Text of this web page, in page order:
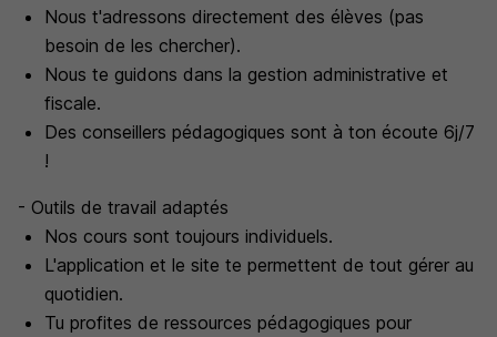
Nous t'adressons directement des élèves (pas
besoin de les chercher).
Nous te guidons dans la gestion administrative et
fiscale.
Des conseillers pédagogiques sont à ton écoute 6j/7
!
- Outils de travail adaptés
Nos cours sont toujours individuels.
L'application et le site te permettent de tout gérer au
quotidien.
Tu profites de ressources pédagogiques pour